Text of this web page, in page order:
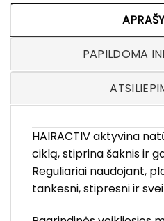
PAPILDOMA
HAIRACTIV aktyvina
ciklą, stiprina šaknis ir
Reguliariai naudojant,
tankesni, stipresni ir